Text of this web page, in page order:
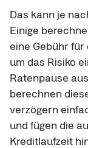
Das kann je
Einige
eine Gebühr für
um das Risiko
Ratenpause
berechnen
verzögern
und fügen die
Kreditlaufzeit